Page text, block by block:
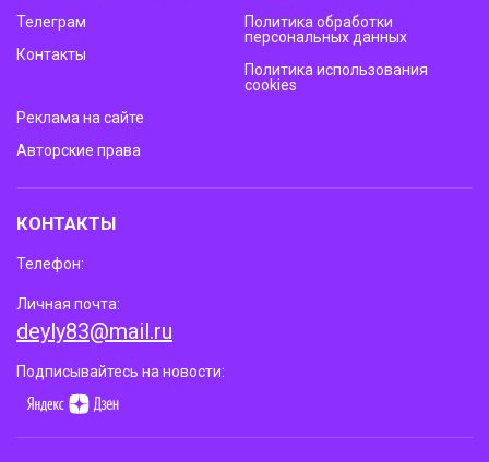
Телеграм
Контакты
Политика обработки
персональных данных
Политика использования
cookies
Реклама на сайте
Авторские права
КОНТАКТЫ
Телефон:
Личная почта:
deyly83@mail.ru
Подписывайтесь на новости: